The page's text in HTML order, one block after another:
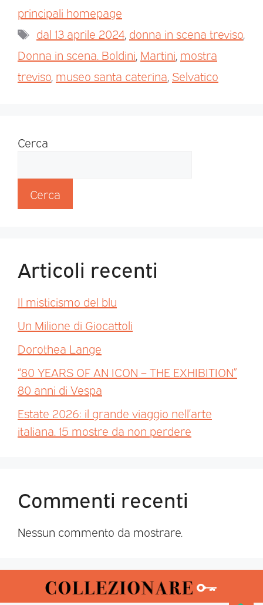
principali homepage
dal 13 aprile 2024, donna in scena treviso,
Donna in scena. Boldini, Martini, mostra
treviso, museo santa caterina, Selvatico
Cerca
Cerca
Articoli recenti
Il misticismo del blu
Un Milione di Giocattoli
Dorothea Lange
“80 YEARS OF AN ICON – THE EXHIBITION”
80 anni di Vespa
Estate 2026: il grande viaggio nell’arte
italiana. 15 mostre da non perdere
Commenti recenti
Nessun commento da mostrare.